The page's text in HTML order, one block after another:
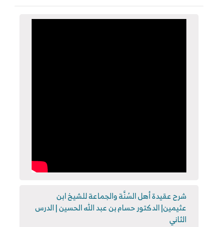
شرح عقيدة أهل السُنَّة والجماعة للشيخ ابن
عثيمين| الدكتور حسام بن عبد الله الحسين | الدرس
الثاني